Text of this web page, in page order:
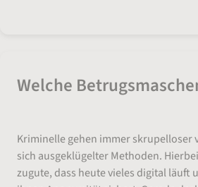
Welche
Kriminelle gehen immer skrupelloser
sich ausgeklügelter Methoden.
zugute, dass heute vieles digital läuft